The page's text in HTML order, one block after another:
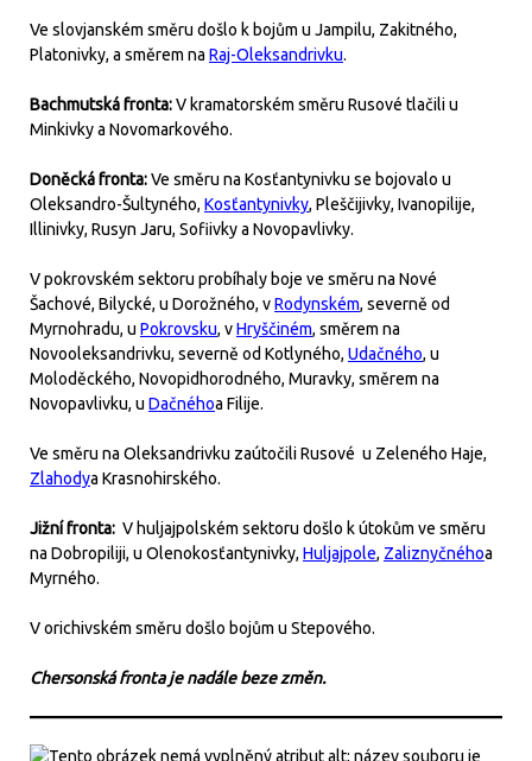
Ve slovjanském směru došlo k bojům u Jampilu, Zakitného,
Platonivky, a směrem na Raj-Oleksandrivku.
Bachmutská fronta:V kramatorském směru Rusové tlačili u
Minkivky a Novomarkového.
Doněcká fronta:Ve směru na Kosťantynivku se bojovalo u
Oleksandro-Šultyného, Kosťantynivky, Pleščijivky, Ivanopilije,
Illinivky, Rusyn Jaru, Sofiivky a Novopavlivky.
V pokrovském sektoru probíhaly boje ve směru na Nové
Šachové, Bilycké, u Dorožného, vRodynském, severně od
Myrnohradu, u Pokrovsku, vHryščiném, směrem na
Novooleksandrivku, severně od Kotlyného, Udačného, u
Moloděckého, Novopidhorodného, Muravky, směrem na
Novopavlivku, u Dačnéhoa Filije.
Ve směru na Oleksandrivku zaútočili Rusové u Zeleného Haje,
Zlahodya Krasnohirského.
Jižní fronta: V huljajpolském sektoru došlo k útokům ve směru
na Dobropiliji, u Olenokosťantynivky, Huljajpole, Zaliznyčnéhoa
Myrného.
V orichivském směru došlo bojům u Stepového.
Chersonská fronta je nadále beze změn.